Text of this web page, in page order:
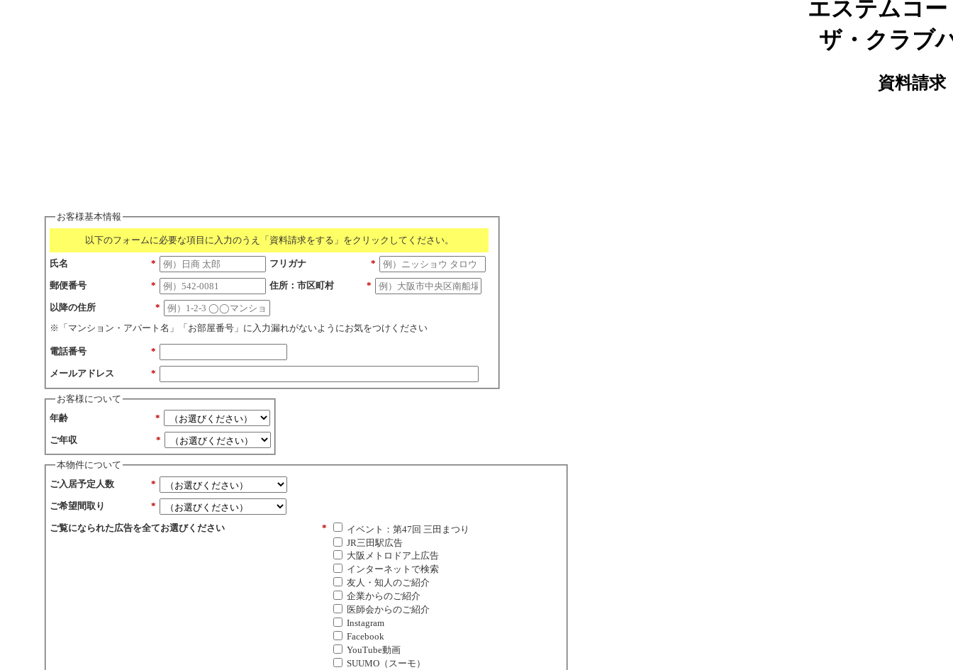
エステムコ
ザ・クラブ
資料請求
お客様基本情報
以下のフォームに必要な項目に入力のうえ「資料請求をする」をクリックしてください。
*
氏名 *
フリガナ
*
郵便番号 *
住所：市区町村
*
以降の住所
※「マンション・アパート名」「お部屋番号」に入力漏れがないようにお気をつけください
*
電話番号
*
メールアドレス
お客様について
*
年齢
*
ご年収
本物件について
*
ご入居予定人数
*
ご希望間取り
*
ご覧になられた広告を全てお選びください
イベント：第47回 三田まつり
JR三田駅広告
大阪メトロドア上広告
インターネットで検索
友人・知人のご紹介
企業からのご紹介
医師会からのご紹介
Instagram
Facebook
YouTube動画
SUUMO（スーモ）